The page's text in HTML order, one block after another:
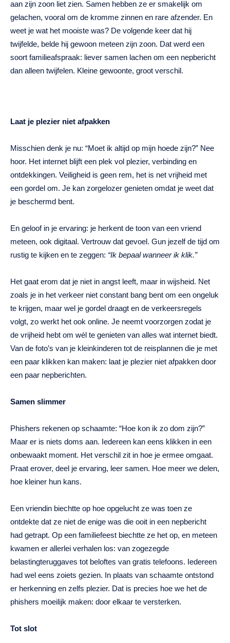
aan zijn zoon liet zien. Samen hebben ze er smakelijk om
gelachen, vooral om de kromme zinnen en rare afzender. En
weet je wat het mooiste was? De volgende keer dat hij
twijfelde, belde hij gewoon meteen zijn zoon. Dat werd een
soort familieafspraak: liever samen lachen om een nepbericht
dan alleen twijfelen. Kleine gewoonte, groot verschil.
Laat je plezier niet afpakken
Misschien denk je nu: “Moet ik altijd op mijn hoede zijn?” Nee
hoor. Het internet blijft een plek vol plezier, verbinding en
ontdekkingen. Veiligheid is geen rem, het is net vrijheid met
een gordel om. Je kan zorgelozer genieten omdat je weet dat
je beschermd bent.
En geloof in je ervaring: je herkent de toon van een vriend
meteen, ook digitaal. Vertrouw dat gevoel. Gun jezelf de tijd om
rustig te kijken en te zeggen: “Ik bepaal wanneer ik klik.”
Het gaat erom dat je niet in angst leeft, maar in wijsheid. Net
zoals je in het verkeer niet constant bang bent om een ongeluk
te krijgen, maar wel je gordel draagt en de verkeersregels
volgt, zo werkt het ook online. Je neemt voorzorgen zodat je
de vrijheid hebt om wél te genieten van alles wat internet biedt.
Van de foto’s van je kleinkinderen tot de reisplannen die je met
een paar klikken kan maken: laat je plezier niet afpakken door
een paar nepberichten.
Samen slimmer
Phishers rekenen op schaamte: “Hoe kon ik zo dom zijn?”
Maar er is niets doms aan. Iedereen kan eens klikken in een
onbewaakt moment. Het verschil zit in hoe je ermee omgaat.
Praat erover, deel je ervaring, leer samen. Hoe meer we delen,
hoe kleiner hun kans.
Een vriendin biechtte op hoe opgelucht ze was toen ze
ontdekte dat ze niet de enige was die ooit in een nepbericht
had getrapt. Op een familiefeest biechtte ze het op, en meteen
kwamen er allerlei verhalen los: van zogezegde
belastingteruggaves tot beloftes van gratis telefoons. Iedereen
had wel eens zoiets gezien. In plaats van schaamte ontstond
er herkenning en zelfs plezier. Dat is precies hoe we het de
phishers moeilijk maken: door elkaar te versterken.
Tot slot